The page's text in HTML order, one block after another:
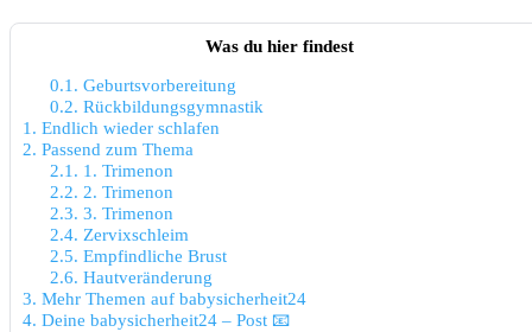
Was du hier findest
0.1. Geburtsvorbereitung
0.2. Rückbildungsgymnastik
1. Endlich wieder schlafen
2. Passend zum Thema
2.1. 1. Trimenon
2.2. 2. Trimenon
2.3. 3. Trimenon
2.4. Zervixschleim
2.5. Empfindliche Brust
2.6. Hautveränderung
3. Mehr Themen auf babysicherheit24
4. Deine babysicherheit24 – Post 📧